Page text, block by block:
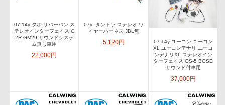
07-14y タホ サバーバン ス
テレオインターフェイス C
2R-GM29 サウンドシステ
ム無し車用
22,000円
07y- タンドラ ステレオ ワ
イヤーハーネス JBL無
5,120円
07-14y ユーコン ユーコン
XL ユーコンデナリ ユーコ
ンデナリXL ステレオイン
ターフェイス OS-5 BOSE
サウンド付車用
37,000円